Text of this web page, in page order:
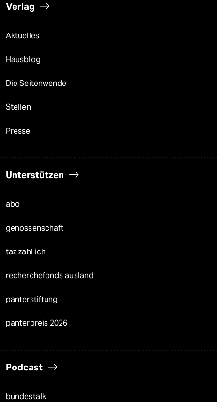
Verlag
Aktuelles
Hausblog
Die Seitenwende
Stellen
Presse
Unterstützen
abo
genossenschaft
taz zahl ich
recherchefonds ausland
panterstiftung
panterpreis 2026
Podcast
bundestalk